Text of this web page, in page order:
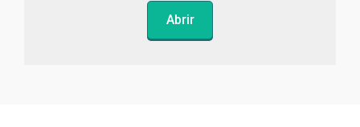
Abrir